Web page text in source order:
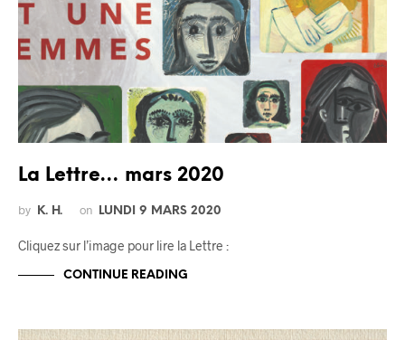
La Lettre… mars 2020
by K. H. on LUNDI 9 MARS 2020
Cliquez sur l’image pour lire la Lettre :
CONTINUE READING